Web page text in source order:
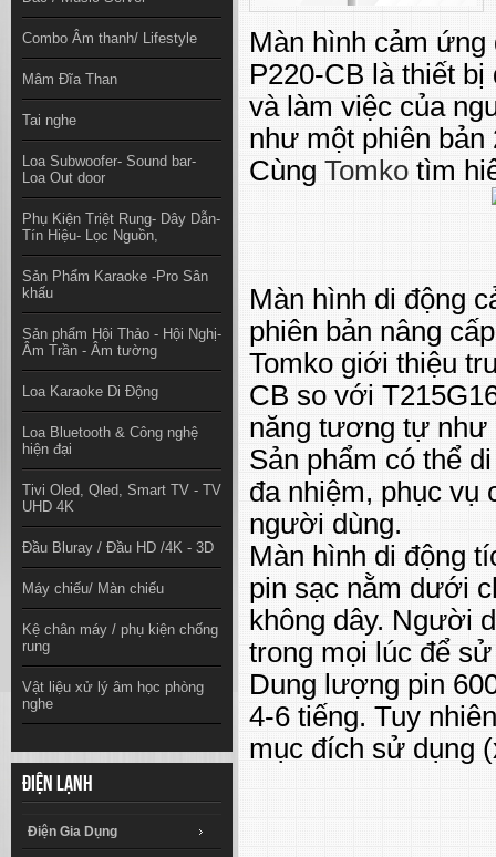
Combo Âm thanh/ Lifestyle
Mâm Đĩa Than
Tai nghe
Loa Subwoofer- Sound bar-
Loa Out door
Phụ Kiện Triệt Rung- Dây Dẫn-
Tín Hiệu- Lọc Nguồn,
Sản Phẩm Karaoke -Pro Sân
khấu
Sản phẩm Hội Thảo - Hội Nghị-
Âm Trần - Âm tường
Loa Karaoke Di Động
Loa Bluetooth & Công nghệ
hiện đại
Tivi Oled, Qled, Smart TV - TV
UHD 4K
Đầu Bluray / Đầu HD /4K - 3D
Máy chiếu/ Màn chiếu
Kệ chân máy / phụ kiện chống
rung
Vật liệu xử lý âm học phòng
nghe
Điện lạnh
Điện Gia Dụng
Màn hình cảm
P220-CB là thiết
và làm việc của
như một phiên bản
Cùng Tomko tìm
Màn hình di động
phiên bản nâng
Tomko giới thiệu
CB so với
năng tương tự như
Sản phẩm có thể
đa nhiệm, phục vụ
người dùng.
Màn hình di động
pin sạc nằm dưới
không dây. Người
trong mọi lúc để
Dung lượng pin
4-6 tiếng. Tuy
mục đích sử dụng